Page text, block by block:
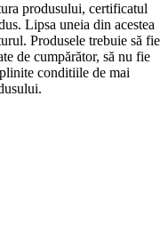
produsului, certificatul
Lipsa uneia din acestea
Produsele trebuie să fie
de cumpărător, să nu fie
conditiile de mai